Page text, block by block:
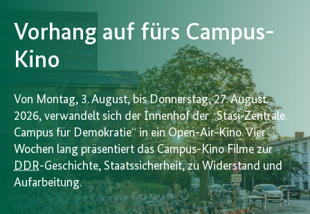
Vorhang auf fürs Campus-
Kino
Von Montag, 3. August, bis Donnerstag, 27. August
2026, verwandelt sich der Innenhof der „Stasi-Zentrale.
Campus für Demokratie“ in ein Open-Air-Kino. Vier
Wochen lang präsentiert das Campus-Kino Filme zur
DDR-Geschichte, Staatssicherheit, zu Widerstand und
Aufarbeitung.